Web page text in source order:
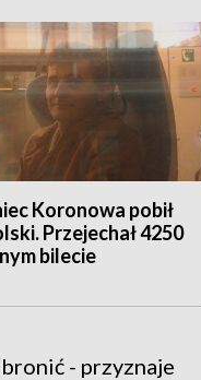
Koronowa pobił
Przejechał 4250
bilecie
- przyznaje